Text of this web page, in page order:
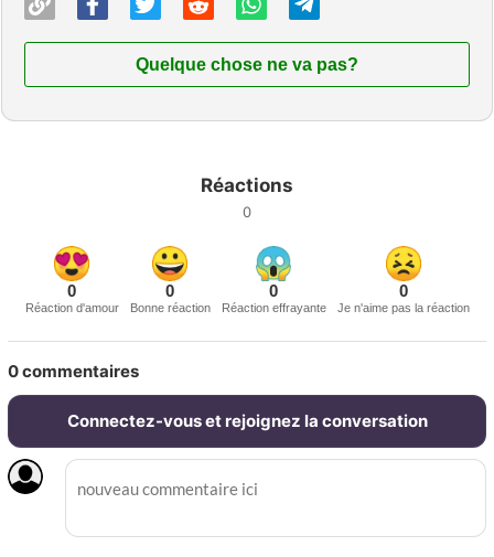
Quelque chose ne va pas?
Réactions
0
0
Réaction d'amour
0
Bonne réaction
0
Réaction effrayante
0
Je n'aime pas la réaction
0commentaires
Connectez-vous et rejoignez la conversation